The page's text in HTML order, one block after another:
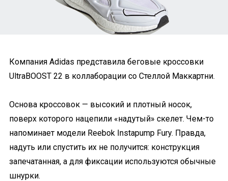
Компания Adidas представила беговые кроссовки
UltraBOOST 22 в коллаборации со Стеллой Маккартни.
Основа кроссовок — высокий и плотный носок,
поверх которого нацепили «надутый» скелет. Чем-то
напоминает модели Reebok Instapump Fury. Правда,
надуть или спустить их не получится: конструкция
запечатанная, а для фиксации используются обычные
шнурки.